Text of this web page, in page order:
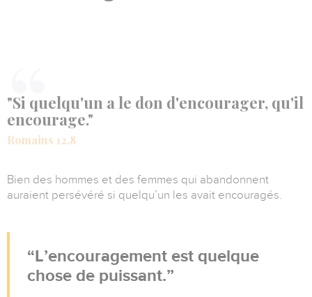
"Si quelqu'un a le don d'encourager, qu'il
encourage."
Romains 12.8
Bien des hommes et des femmes qui abandonnent
auraient persévéré si quelqu’un les avait encouragés.
L’encouragement est quelque
chose de puissant.